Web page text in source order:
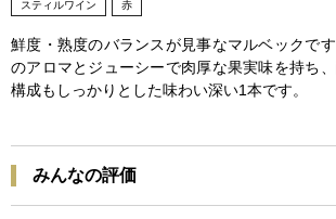
スティルワイン 赤
鮮度・熟度のバランスが見事なマルベックで
のアロマとジューシーで肉厚な果実味を持ち
構成もしっかりとした味わい深い1本です。
みんなの評価